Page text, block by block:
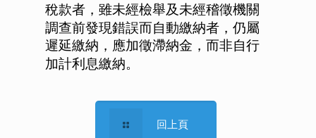
稅款者，雖未經檢舉及未經稽徵機關
調查前發現錯誤而自動繳納者，仍屬
遲延繳納，應加徵滯納金，而非自行
加計利息繳納。
回上頁